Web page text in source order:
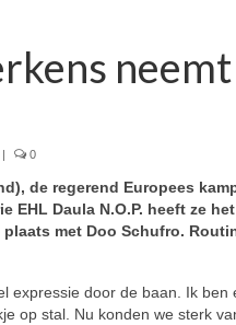
| 0
de regerend Europees
EHL Daula N.O.P. heeft ze
met Doo Schufro.
expressie door de baan. Ik ben
op stal. Nu konden we sterk